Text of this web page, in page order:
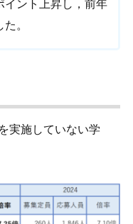
イント上昇し，前年
。
実施していない学